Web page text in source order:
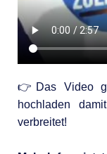
👉Das Video
hochladen
verbreitet!